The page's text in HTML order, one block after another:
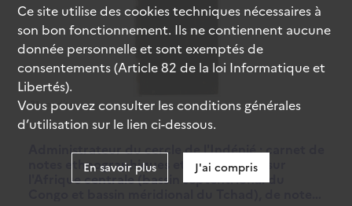
31 medias
Administrateur du cercle de l'Indénié : carnet de
notes ethnographiques et linguistiques sur
l'Afrique centrale (bassin septentrional du
Ce site utilise descookiestechniques nécessaires à
son bon fonctionnement. Ils ne contiennent aucune
donnée personnelle et sont exemptés de
consentements (Article 82 de la loi Informatique et
Libertés).
Vous pouvez consulter les conditions générales
d’utilisation sur le lien ci-dessous.
En savoir plus J'ai compris